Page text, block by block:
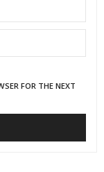
FOR THE NEXT